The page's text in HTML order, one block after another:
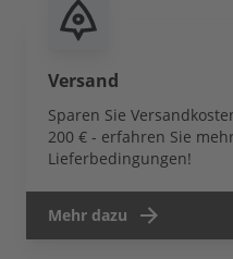
Versand
Sparen Sie
200 € - erfahren Sie
Lieferbedingungen!
Mehr dazu